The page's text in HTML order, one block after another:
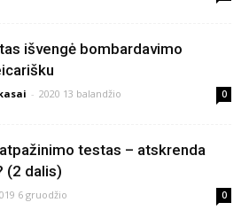
išvengė bombardavimo
- 2020 13 balandžio 0
testas – atskrenda
(2 dalis)
6 gruodžio 0